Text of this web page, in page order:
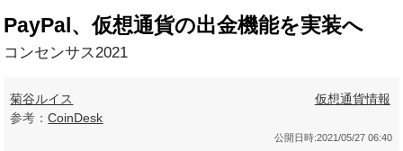
PayPal、仮想通貨の出金機能を実装へ
コンセンサス2021
菊谷ルイス
参考：CoinDesk
仮想通貨情報
公開日時:2021/05/27 06:40